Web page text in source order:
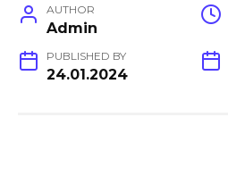
AUTHOR
Admin
PUBLISHED BY
24.01.2024